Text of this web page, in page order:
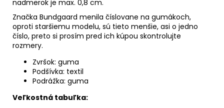
nadmerok je max. 0,8 cm.
Značka Bundgaard menila číslovane na gumákoch,
oproti staršiemu modelu, sú tieto menšie, asi o jedno
číslo, preto si prosím pred ich kúpou skontrolujte
rozmery.
Zvršok: guma
Podšívka: textil
Podrážka: guma
Veľkostná tabuľka: